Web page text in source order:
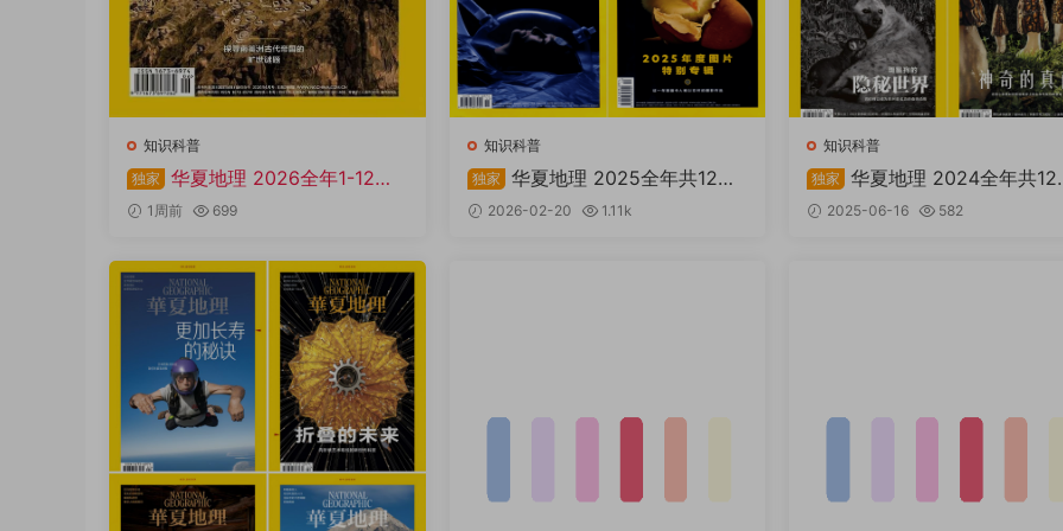
知识科普
独家
华夏地理 2026全年1-12月
共12期 PDF
1周前 699
知识科普
独家
华夏地理 2025全年共12期
PDF2026-02-20 1.11k
知识科普
独家
华夏地理 2024全年共12
PDF2025-06-16 582